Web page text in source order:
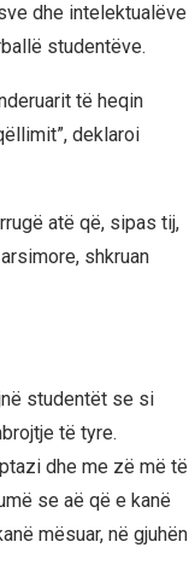
dhe intelektualëve
studentëve.
të heqin
deklaroi
atë që, sipas tij,
shkruan
studentët se si
të tyre.
dhe me zë më të
se aë që e kanë
mësuar, në gjuhën